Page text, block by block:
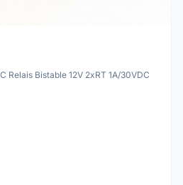
Relais Bistable 12V 2xRT 1A/30VDC